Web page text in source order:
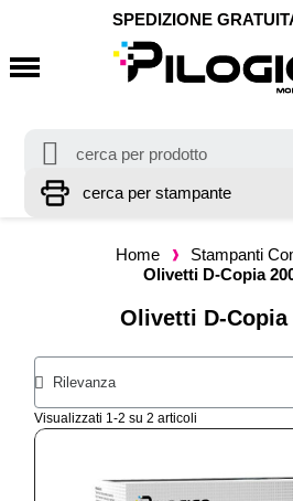
SPEDIZIONE
Home
Stampanti
Olivetti D-Copia
Olivetti D-Copia
Visualizzati 1-2 su 2 articoli